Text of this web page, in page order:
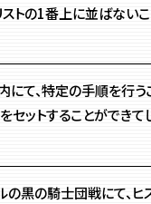
ストの1番上に並ばない
にて、特定の手順を行
セットすることができ
黒の騎士団戦にて、ヒ